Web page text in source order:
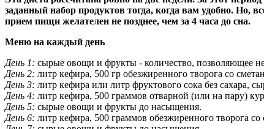
заданный набор продуктов тогда, когда вам удобно. Но,
прием пищи желателен не позднее, чем за 4 часа до сна.
Меню на каждый день
День 1: сырые овощи и фрукты - количество, позволяющее
День 2: литр кефира, 500 гр обезжиренного творога со
День 3: литр кефира или литр фруктового сока без сахара,
День 4: литр кефира, 500 граммов отварной (или на пару)
День 5: сырые овощи и фрукты до насыщения.
День 6: литр кефира, 500 граммов обезжиренного творога со